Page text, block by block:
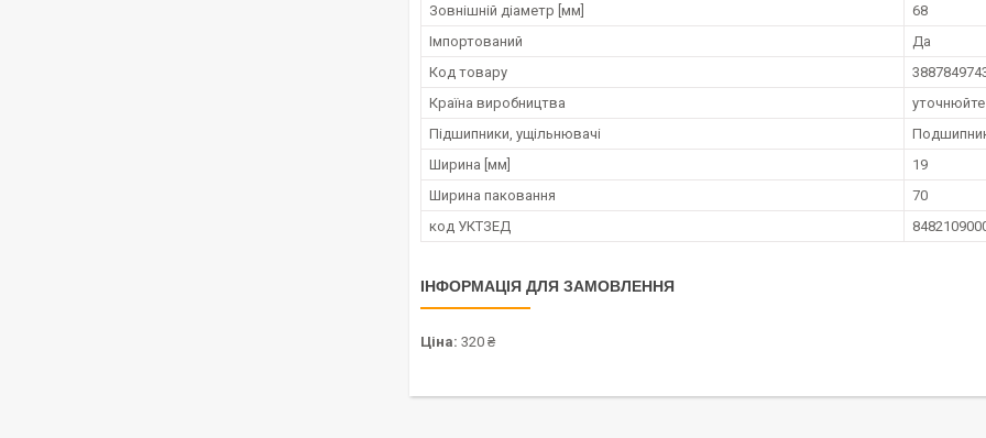
Зовнішній діаметр [мм]
68
Імпортований
Да
Код товару
Країна виробництва
уточнюйте
Підшипники, ущільнювачі
Ширина [мм]
19
Ширина паковання
70
код УКТЗЕД
ІНФОРМАЦІЯ ДЛЯ ЗАМОВЛЕННЯ
Ціна: 320 ₴